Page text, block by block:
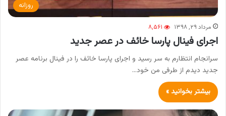
روزانه
مرداد ۲۹, ۱۳۹۸ ۸,۵۶۱
اجرای فینال پارسا خائف در عصر جدید
سرانجام انتظارم به سر رسید و اجرای پارسا خائف را در فینال برنامه عصر
جدید دیدم از طرفی من خود…
بیشتر بخوانید »